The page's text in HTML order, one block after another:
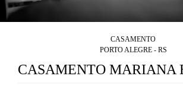
CASAMENTO
PORTO ALEGRE - RS
CASAMENTO MARIANA